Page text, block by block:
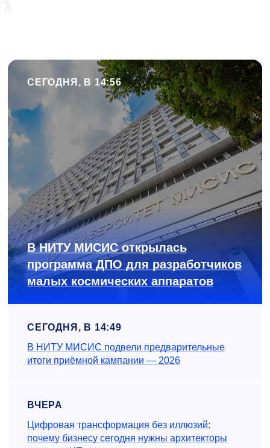
СЕГОДНЯ, В 14:56
В НИТУ МИСИС открылась
программа ДПО для разработчиков
малых космических аппаратов
СЕГОДНЯ, В 14:49
В НИТУ МИСИС подвели предварительные
итоги приёмной кампании — 2026
ВЧЕРА
Цифровая трансформация без иллюзий:
почему бизнесу сегодня нужны архитекторы